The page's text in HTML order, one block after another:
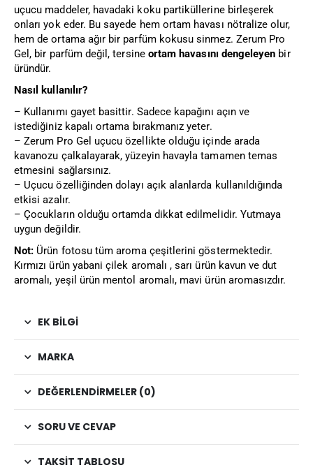
uçucu maddeler, havadaki koku partiküllerine birleşerek
onları yok eder. Bu sayede hem ortam havası nötralize olur,
hem de ortama ağır bir parfüm kokusu sinmez. Zerum Pro
Gel, bir parfüm değil, tersine ortam havasını dengeleyen bir
üründür.
Nasıl kullanılır?
– Kullanımı gayet basittir. Sadece kapağını açın ve
istediğiniz kapalı ortama bırakmanız yeter.
– Zerum Pro Gel uçucu özellikte olduğu içinde arada
kavanozu çalkalayarak, yüzeyin havayla tamamen temas
etmesini sağlarsınız.
– Uçucu özelliğinden dolayı açık alanlarda kullanıldığında
etkisi azalır.
– Çocukların olduğu ortamda dikkat edilmelidir. Yutmaya
uygun değildir.
Not: Ürün fotosu tüm aroma çeşitlerini göstermektedir.
Kırmızı ürün yabani çilek aromalı , sarı ürün kavun ve dut
aromalı, yeşil ürün mentol aromalı, mavi ürün aromasızdır.
EK BILGI
MARKA
DEĞERLENDIRMELER (0)
SORU VE CEVAP
TAKSIT TABLOSU